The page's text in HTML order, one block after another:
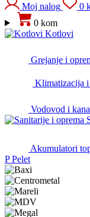
Moj nalog 0
0 kom
Kotlovi
Grejanje i
Klimatizacija
Vodovod i
Akumulatori
P Pelet